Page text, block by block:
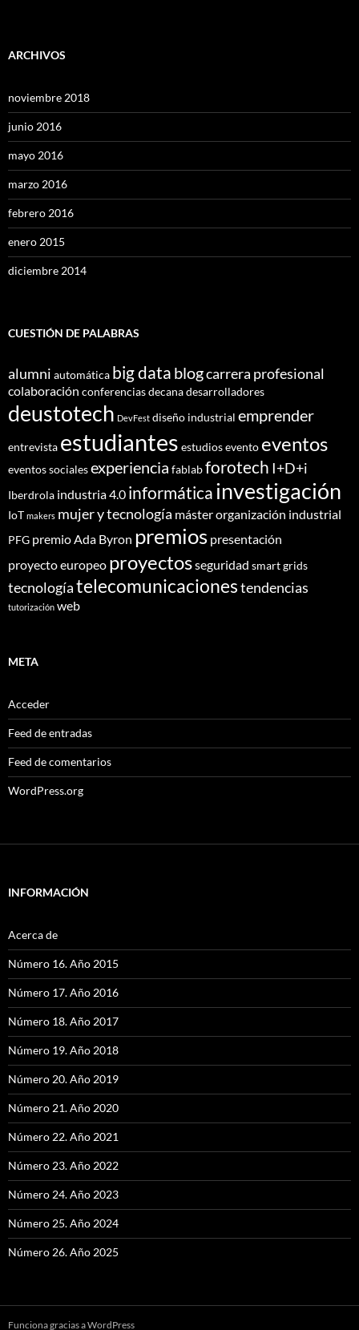
ARCHIVOS
noviembre 2018
junio 2016
mayo 2016
marzo 2016
febrero 2016
enero 2015
diciembre 2014
CUESTIÓN DE PALABRAS
alumni automática big data blogcarrera profesional
colaboración conferenciasdecanadesarrolladores
deustotech DevFest diseño industrial emprender
entrevista estudiantes estudiosevento eventos
eventos socialesexperiencia fablabforotech I+D+i
Iberdrola industria 4.0 informática investigación
IoT makers mujer y tecnología másterorganización industrial
PFG premio Ada Byron premios presentación
proyecto europeo proyectosseguridad smart grids
tecnologíatelecomunicacionestendencias
tutorización web
META
Acceder
Feed de entradas
Feed de comentarios
WordPress.org
INFORMACIÓN
Acerca de
Número 16. Año 2015
Número 17. Año 2016
Número 18. Año 2017
Número 19. Año 2018
Número 20. Año 2019
Número 21. Año 2020
Número 22. Año 2021
Número 23. Año 2022
Número 24. Año 2023
Número 25. Año 2024
Número 26. Año 2025
Funciona gracias a WordPress